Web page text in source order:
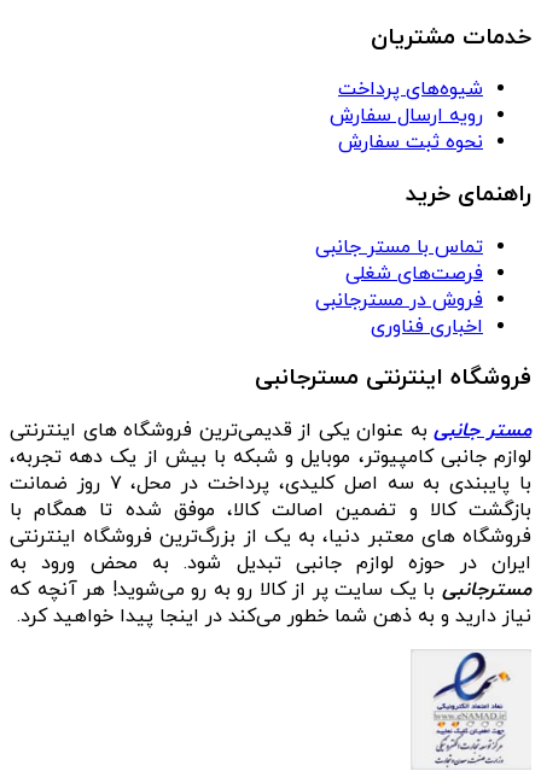
خدمات مشتریان
شیوه‌های پرداخت
رویه ارسال سفارش
نحوه ثبت سفارش
راهنمای خرید
تماس با مستر جانبی
فرصت‌های شغلی
فروش در مسترجانبی
اخباری فناوری
فروشگاه اینترنتی مسترجانبی
مستر جانبیبه عنوان یکی از قدیمی‌ترین فروشگاه های اینترنتی
لوازم جانبی کامپیوتر، موبایل و شبکه با بیش از یک دهه تجربه،
با پایبندی به سه اصل کلیدی، پرداخت در محل، ۷ روز ضمانت
بازگشت کالا و تضمین اصالت کالا، موفق شده تا همگام با
فروشگاه‌ های معتبر دنیا، به یک از بزرگ‌ترین فروشگاه اینترنتی
ایران در حوزه لوازم جانبی تبدیل شود. به محض ورود به
مسترجانبی با یک سایت پر از کالا رو به رو می‌شوید! هر آنچه که
نیاز دارید و به ذهن شما خطور می‌کند در اینجا پیدا خواهید کرد.